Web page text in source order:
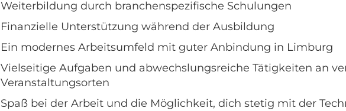
Weiterbildung durch branchenspezifische Schulungen
Finanzielle Unterstützung während der Ausbildung
Ein modernes Arbeitsumfeld mit guter Anbindung in Limburg
Vielseitige Aufgaben und abwechslungsreiche Tätigkeiten an
Veranstaltungsorten
Spaß bei der Arbeit und die Möglichkeit, dich stetig mit der